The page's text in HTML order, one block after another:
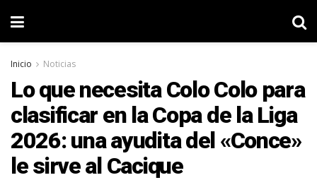
Inicio Noticias
Lo que necesita Colo Colo para
clasificar en la Copa de la Liga
2026: una ayudita del «Conce»
le sirve al Cacique